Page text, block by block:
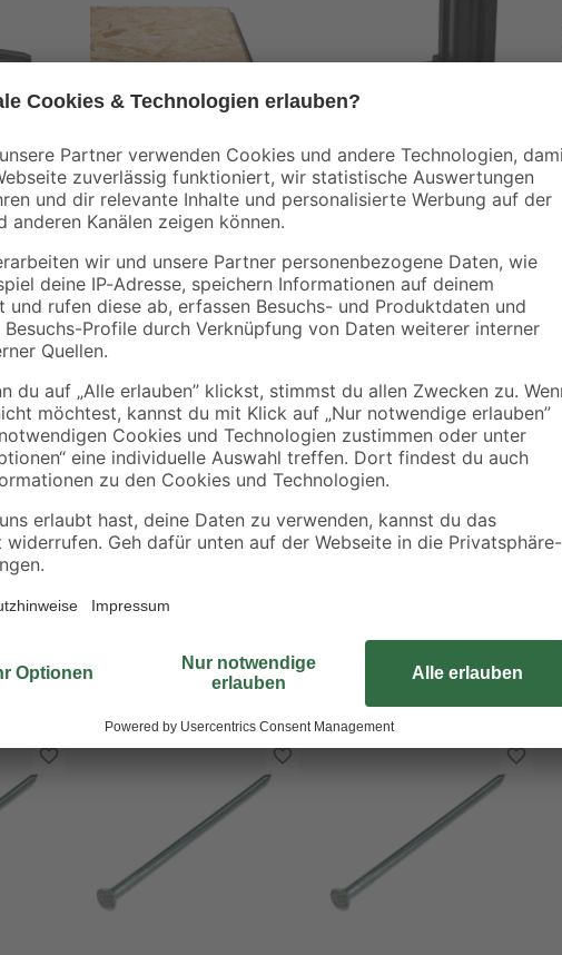
Kronospan
OSB3-Verlegeplatte
ungeschliffen 1690 x
634 x 12 mm
5,99€/ m²
6,41 € / Pack
1,99€
Die Drahtstifte Seko blank DIN 1151A
die einfache Verbindung von